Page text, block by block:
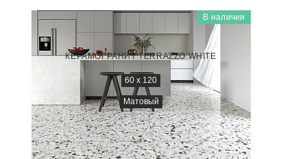
В наличии
NTT99606
КЕРАМОГРАНИТ TERRAZZO WHITE
60 x 120
Матовый
2 600 ₽/м2